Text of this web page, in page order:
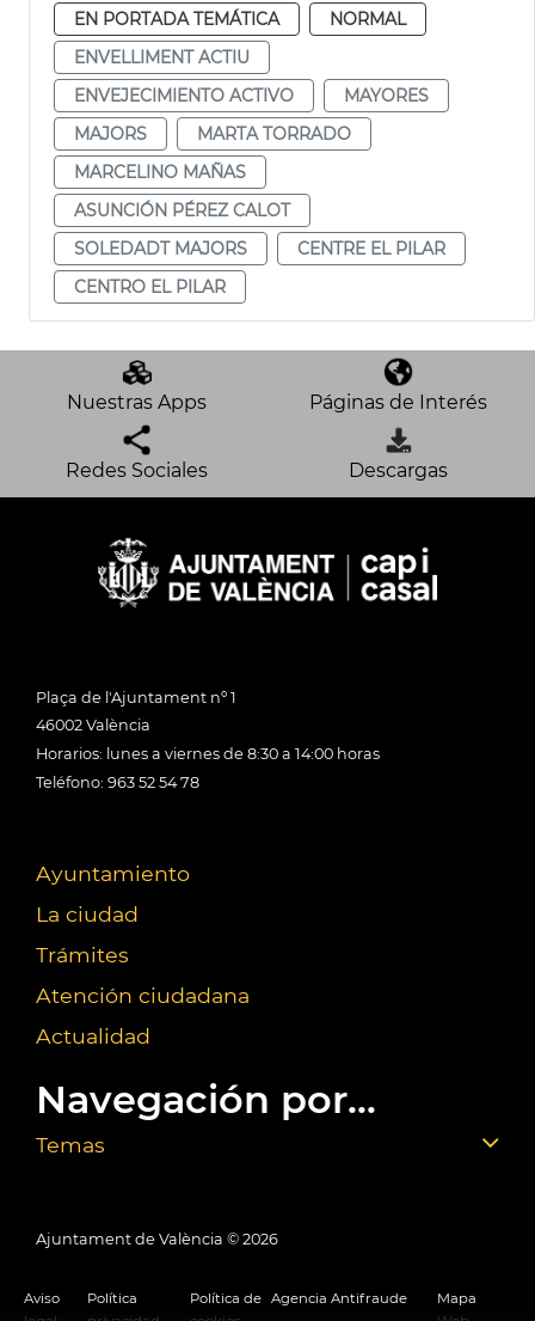
EN PORTADA TEMÁTICA
NORMAL
ENVELLIMENT ACTIU
ENVEJECIMIENTO ACTIVO
MAYORES
MAJORS
MARTA TORRADO
MARCELINO MAÑAS
ASUNCIÓN PÉREZ CALOT
SOLEDADT MAJORS
CENTRE EL PILAR
CENTRO EL PILAR
Nuestras Apps Páginas de Interés
Redes Sociales Descargas
Plaça de l'Ajuntament nº 1
46002 València
Horarios: lunes a viernes de 8:30 a 14:00 horas
Teléfono: 963 52 54 78
Ayuntamiento
La ciudad
Trámites
Atención ciudadana
Actualidad
Navegación por...
Temas
Ajuntament de València © 2026
Aviso
Política
Política de Agencia Antifraude
Mapa